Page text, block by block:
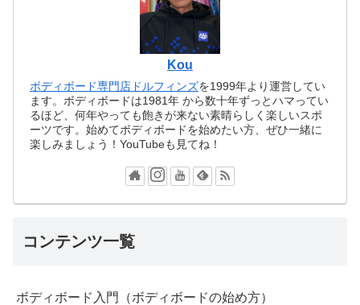
Kou
ボディボード専門店ドルフィンズを1999年より運営してい
ます。ボディボードは1981年 から数十年ずっとハマってい
るほど、何年やっても飽きが来ない素晴らしく楽しいスポ
ーツです。始めてボディボードを始めたい方、ぜひ一緒に
楽しみましょう！YouTubeも見てね！
コンテンツ一覧
ボディボード入門（ボディボードの始め方）